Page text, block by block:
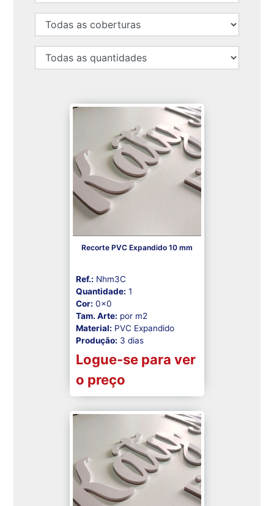
Recorte PVC Expandido 10 mm
Ref.: Nhm3C
Quantidade: 1
Cor: 0x0
Tam. Arte: por m2
Material: PVC Expandido
Produção: 3 dias
Logue-se para ver
o preço